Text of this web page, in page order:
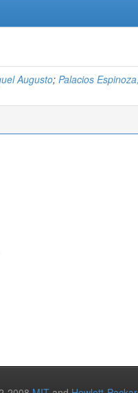
Augusto; Palacios